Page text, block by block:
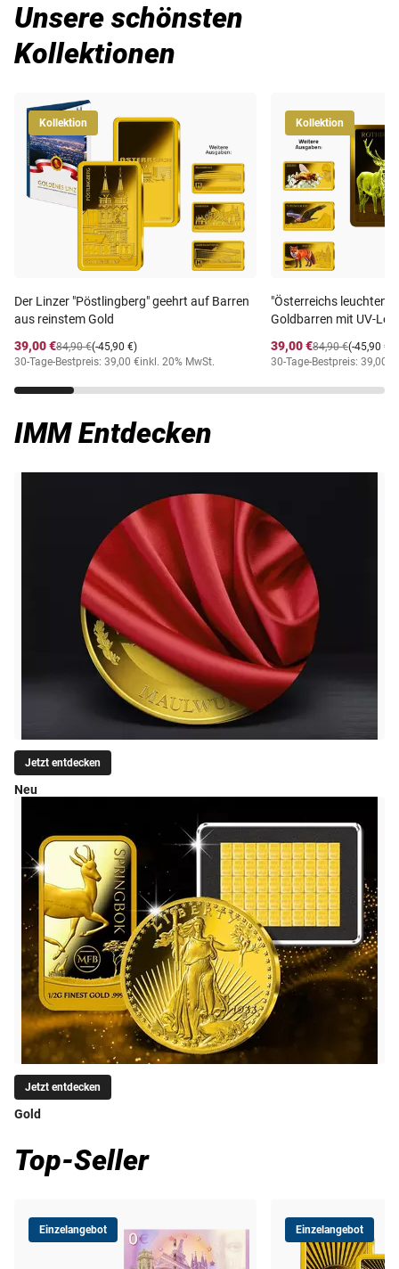
Unsere schönsten
Kollektionen
Kollektion
Der Linzer "Pöstlingberg" geehrt auf Barren
aus reinstem Gold
39,00 €
(-45,90 €)
84,90 €
30-Tage-Bestpreis: 39,00 €inkl. 20% MwSt.
Kollektion
"Österreichs
Goldbarren mit UV-
39,00 €
(-45,90 €)
84,90 €
30-Tage-Bestpreis: 39,00 €
IMM Entdecken
Jetzt entdecken
Neu
Jetzt entdecken
Gold
Top-Seller
Einzelangebot Einzelangebot